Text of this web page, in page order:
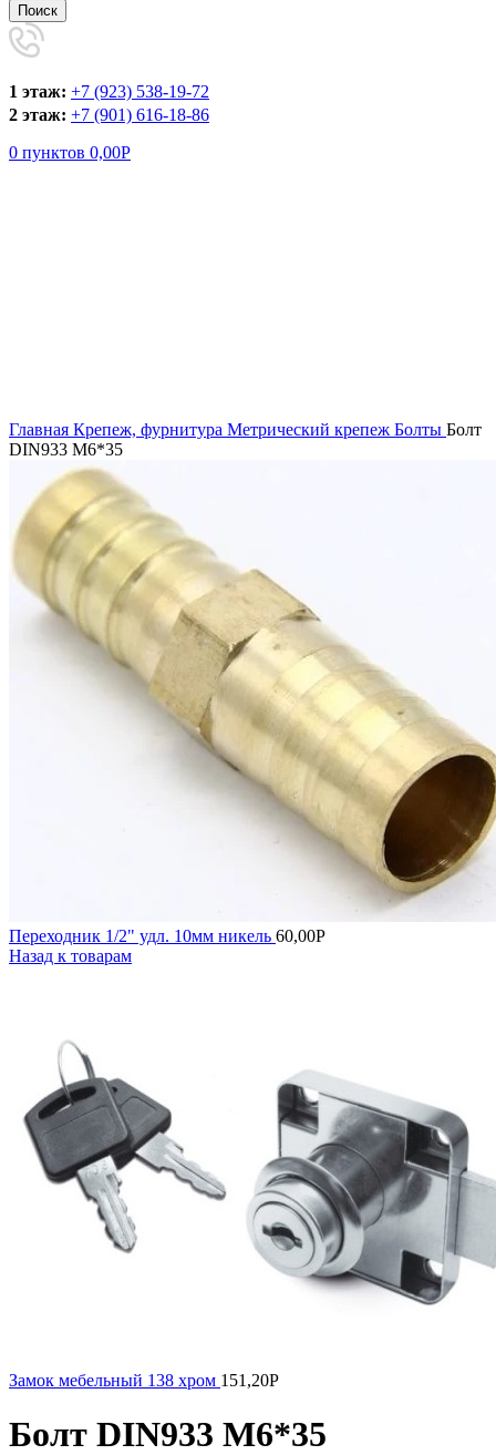
Поиск
1 этаж: +7 (923) 538-19-72
2 этаж: +7 (901) 616-18-86
0 пунктов 0,00Р
Главная Крепеж, фурнитура Метрический крепеж Болты Болт
DIN933 М6*35
Переходник 1/2" удл. 10мм никель 60,00Р
Назад к товарам
Замок мебельный 138 хром 151,20Р
Болт DIN933 М6*35